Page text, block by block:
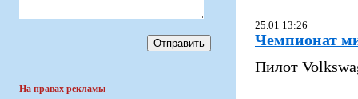
На правах рекламы
25.01 13:26
Чемпионат
Пилот